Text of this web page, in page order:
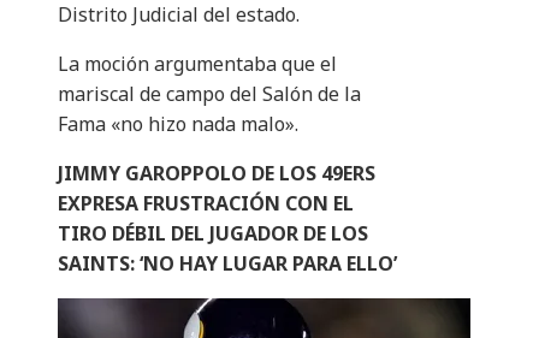
Distrito Judicial del estado.
La moción argumentaba que el
mariscal de campo del Salón de la
Fama «no hizo nada malo».
JIMMY GAROPPOLO DE LOS 49ERS
EXPRESA FRUSTRACIÓN CON EL
TIRO DÉBIL DEL JUGADOR DE LOS
SAINTS: ‘NO HAY LUGAR PARA ELLO’